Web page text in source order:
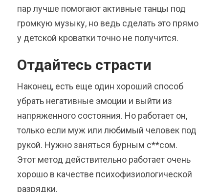
пар лучше помогают активные танцы под
громкую музыку, но ведь сделать это прямо
у детской кроватки точно не получится.
Отдайтесь страсти
Наконец, есть еще один хороший способ
убрать негативные эмоции и выйти из
напряженного состояния. Но работает он,
только если муж или любимый человек под
рукой. Нужно заняться бурным с**сом.
Этот метод действительно работает очень
хорошо в качестве психофизиологической
разрядки.